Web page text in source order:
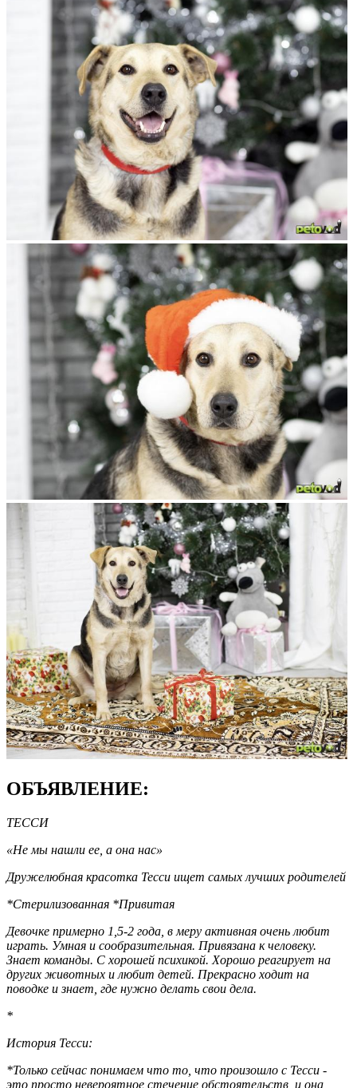
ОБЪЯВЛЕНИЕ:
ТЕССИ
«Не мы нашли ее, а она нас»
Дружелюбная красотка Тесси ищет самых лучших родителей
*Стерилизованная *Привитая
Девочке примерно 1,5-2 года, в меру активная очень любит
играть. Умная и сообразительная. Привязана к человеку.
Знает команды. С хорошей психикой. Хорошо реагирует на
других животных и любит детей. Прекрасно ходит на
поводке и знает, где нужно делать свои дела.
*
История Тесси:
*Только сейчас понимаем что то, что произошло с Тесси -
это просто невероятное стечение обстоятельств, и она